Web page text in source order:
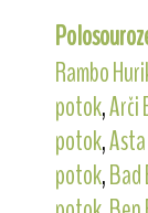
Rambo
potok,Arči
potok,
potok,